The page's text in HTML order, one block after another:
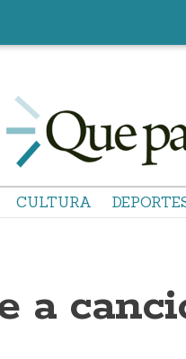
CULTURA
a